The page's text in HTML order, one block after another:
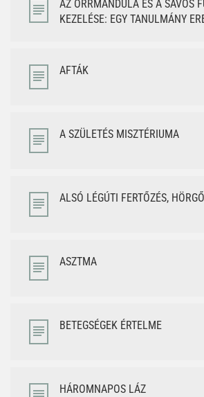
AZ ORRMANDULA ÉS A SAVÓS
KEZELÉSE: EGY TANULMÁNY
AFTÁK
A SZÜLETÉS MISZTÉRIUMA
ALSÓ LÉGÚTI FERTŐZÉS,
ASZTMA
BETEGSÉGEK ÉRTELME
HÁROMNAPOS LÁZ